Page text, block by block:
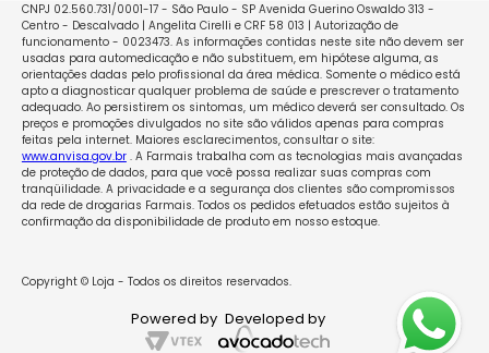
CNPJ 02.560.731/0001-17 - São Paulo - SP Avenida Guerino Oswaldo 313 -
Centro - Descalvado | Angelita Cirelli e CRF 58 013 | Autorização de
funcionamento - 0023473. As informações contidas neste site não devem ser
usadas para automedicação e não substituem, em hipótese alguma, as
orientações dadas pelo profissional da área médica. Somente o médico está
apto a diagnosticar qualquer problema de saúde e prescrever o tratamento
adequado. Ao persistirem os sintomas, um médico deverá ser consultado. Os
preços e promoções divulgados no site são válidos apenas para compras
feitas pela internet. Maiores esclarecimentos, consultar o site:
www.anvisa.gov.br. A Farmais trabalha com as tecnologias mais avançadas
de proteção de dados, para que você possa realizar suas compras com
tranqüilidade. A privacidade e a segurança dos clientes são compromissos
da rede de drogarias Farmais. Todos os pedidos efetuados estão sujeitos à
confirmação da disponibilidade de produto em nosso estoque.
Copyright © Loja - Todos os direitos reservados.
Powered by Developed by